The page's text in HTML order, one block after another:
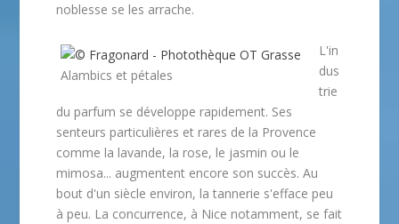
noblesse se les arrache.
Alambics et pétales
L'in
dus
trie
du parfum se développe rapidement. Ses
senteurs particulières et rares de la Provence
comme la lavande, la rose, le jasmin ou le
mimosa... augmentent encore son succès. Au
bout d'un siècle environ, la tannerie s'efface peu
à peu. La concurrence, à Nice notamment, se fait